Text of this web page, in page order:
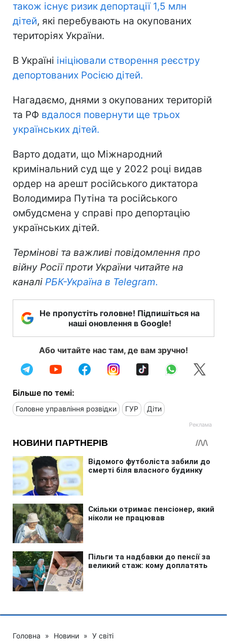
також існує ризик депортації 1,5 млн
дітей, які перебувають на окупованих
територіях України.
В Україні ініціювали створення реєстру
депортованих Росією дітей.
Нагадаємо, днями з окупованих територій
та РФ вдалося повернути ще трьох
українських дітей.
Варто додати, що Міжнародний
кримінальний суд ще у 2022 році видав
ордер на арешт російського диктатора
Володимира Путіна та російського
омбудсмена у справі про депортацію
українських дітей.
Термінові та важливі повідомлення про
війну Росії проти України читайте на
каналі РБК-Україна в Telegram.
Не пропустіть головне! Підпишіться на
наші оновлення в Google!
Або читайте нас там, де вам зручно!
Більше по темі:
Головне управління розвідки ГУР Діти
Головна » Новини » У світі